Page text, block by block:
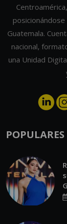
Guatemala.
nacional,
una Unidad
POPULARES